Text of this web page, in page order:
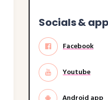
Socials &
Facebook
Youtube